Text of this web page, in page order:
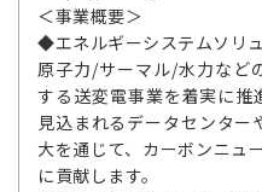
＜事業概要＞
◆エネルギーシステムソリ
原子力/サーマル/水力など
する送変電事業を着実に推
見込まれるデータセンタ
大を通じて、カーボンニュ
に貢献します。